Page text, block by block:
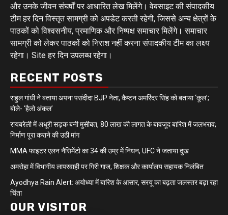
और उनके जीवन संघर्षों पर आधारित लेख मिलेंगे। वेबसाइट की संपादकीय
टीम हर दिन विस्तृत सामग्री को अपडेट करती रहेगी, जिससे अन्य क्षेत्रों के
पाठकों को विश्वसनीय, प्रमाणिक और निष्पक्ष समाचार मिलेंगे। समाचार
सामग्री को लेकर पाठकों को निराश नहीं करना संपादकीय टीम का लक्ष्य
रहेगा। Site हर दिन उपलब्ध रहेगा।
RECENT POSTS
राहुल गांधी ने बताया अपना पसंदीदा BJP नेता, कैप्टन अमरिंदर सिंह को बताया ‘कूल’;
बोले- ‘हैलो अंकल’
रायबरेली में अधूरी सड़क बनी मुसीबत, 80 लाख की लागत के बावजूद बारिश में जलभराव;
निर्माण पूरा कराने की उठी मांग
MMA फाइटर एलन नैसिमेंटो का 34 की उम्र में निधन, UFC ने जताया दुख
अमरोहा में विभागीय लापरवाही पर गिरी गाज, शिक्षक और कार्यालय सहायक निलंबित
Ayodhya Rain Alert: अयोध्या में बारिश के आसार, सरयू का बढ़ता जलस्तर बढ़ा रहा
चिंता
OUR VISITOR